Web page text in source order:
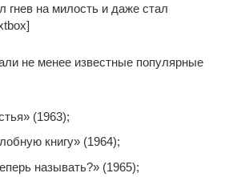
гнев на милость и даже стал
не менее известные популярные
(1963);
книгу» (1964);
называть?» (1965);